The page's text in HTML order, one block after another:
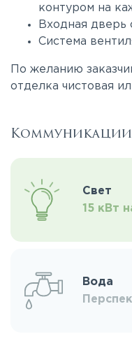
контуром на
Входная дверь
Система
По желанию
отделка чистовая
Коммуникации
Свет
15 кВт
Вода